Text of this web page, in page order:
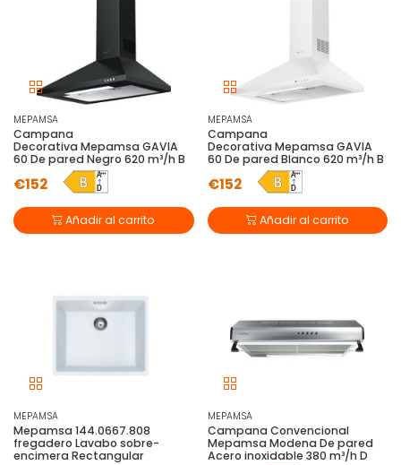
MEPAMSA
Campana
Decorativa Mepamsa GAVIA
60 De pared Negro 620 m³/h B
€152
Añadir al carrito
MEPAMSA
Campana
Decorativa Mepamsa GAVIA
60 De pared Blanco 620 m³/h B
€152
Añadir al carrito
MEPAMSA
Mepamsa 144.0667.808
fregadero Lavabo sobre-
encimera Rectangular
MEPAMSA
Campana Convencional
Mepamsa Modena De pared
Acero inoxidable 380 m³/h D